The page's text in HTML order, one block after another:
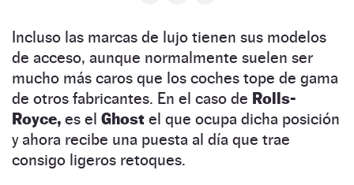
Incluso las marcas de lujo tienen sus modelos
de acceso, aunque normalmente suelen ser
mucho más caros que los coches tope de gama
de otros fabricantes. En el caso de Rolls-
Royce, es el Ghost el que ocupa dicha posición
y ahora recibe una puesta al día que trae
consigo ligeros retoques.